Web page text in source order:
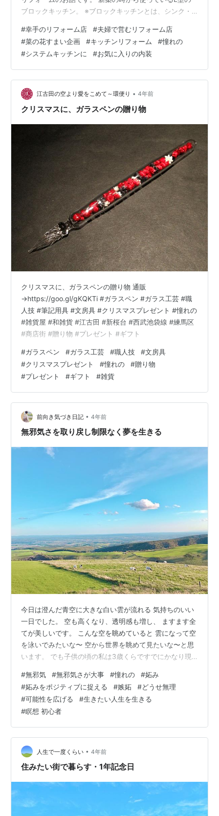
ブロックキッチン。 ※ブロックキッチンとは、シンク・
設置するタイプのキッチン。それぞれ別々に天板が分か
れている、加熱機器（ガス・IH）が基本据え置き型にな
るなどの特徴があります。 「L型は使いにくい。I型のシ
ステムキッチンにしたいけど、この空間で出来るかし
ら？」 「今のキッチンは低いし、つなぎ目もあってお掃
除しにくい。ワークスペースも少ない…
#幸手のリフォーム店 #夫婦で営むリフォーム店
#菜の花すまい企画 #キッチンリフォーム #憧れの
#システムキッチンに #お気に入りの内装
江古田の空より愛をこめて～環便り • 4年前
クリスマスに、ガラスペンの贈り物
クリスマスに、ガラスペンの贈り物 通販
→https://goo.gl/gKQKTi #ガラスペン #ガラス工芸 #職
人技 #筆記用具 #文房具 #クリスマスプレゼント #憧れの
#雑貨屋 #和雑貨 #江古田 #新桜台 #西武池袋線 #練馬区
#商店街 #贈り物 #プレゼント #ギフト
#ガラスペン #ガラス工芸 #職人技 #文房具
#クリスマスプレゼント #憧れの #贈り物
#プレゼント #ギフト #雑貨
前向き気づき日記 • 4年前
無邪気さを取り戻し制限なく夢を生きる
今日は澄んだ青空に大きな白い雲が流れる 気持ちのいい
一日でした。 空も高くなり、透明感も増し、 ますます全
てが美しいです。 こんな空を眺めていると 雲になって空
を泳いでみたいな〜 空から世界を眺めて見たいな〜と思
います。 でも子供の頃の私は3歳くらですでにかなり現
そんなことを言うのを聞くと、 「何言ってるの？そんな
の無理なのに、 夢見る夢子さんなの？相手が子供だから
言ってるの？」 などと思っていました。 3歳4歳ですで
にそんな感じでした。汗 （夢見る夢子さんという言葉は
知りませんでしたが、 ちょうどそんな風に思っていまし
た。） 非現実的なこ…
#無邪気 #無邪気さが大事 #憧れの #妬み
#妬みをポジティブに捉える #嫉妬 #どうせ無理
#可能性を広げる #生きたい人生を生きる
#瞑想 初心者
人生で一度くらい • 4年前
住みたい街で暮らす・1年記念日